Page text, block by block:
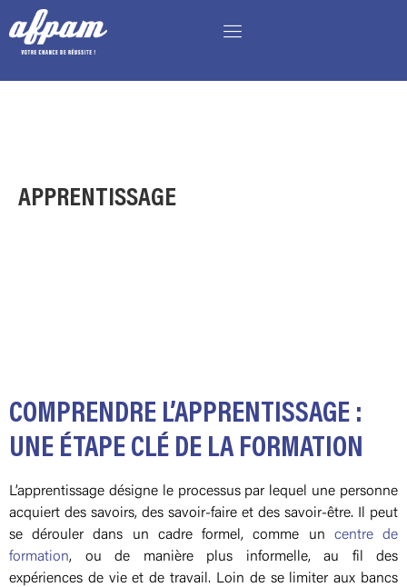
APPRENTISSAGE
COMPRENDRE L’APPRENTISSAGE :
UNE ÉTAPE CLÉ DE LA FORMATION
L’apprentissage désigne le processus par lequel une personne
acquiert des savoirs, des savoir-faire et des savoir-être. Il peut
se dérouler dans un cadre formel, comme un centre de
formation, ou de manière plus informelle, au fil des
expériences de vie et de travail. Loin de se limiter aux bancs